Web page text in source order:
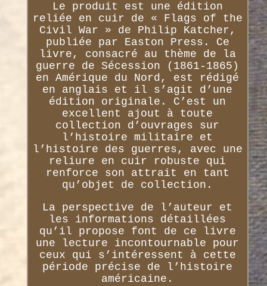
Le produit est une édition
reliée en cuir de « Flags of the
Civil War » de Philip Katcher,
publiée par Easton Press. Ce
livre, consacré au thème de la
guerre de Sécession (1861-1865)
en Amérique du Nord, est rédigé
en anglais et il s’agit d’une
édition originale. C’est un
excellent ajout à toute
collection d’ouvrages sur
l’histoire militaire et
l’histoire des guerres, avec une
reliure en cuir robuste qui
renforce son attrait en tant
qu’objet de collection.
La perspective de l’auteur et
les informations détaillées
qu’il propose font de ce livre
une lecture incontournable pour
ceux qui s’intéressent à cette
période précise de l’histoire
américaine.